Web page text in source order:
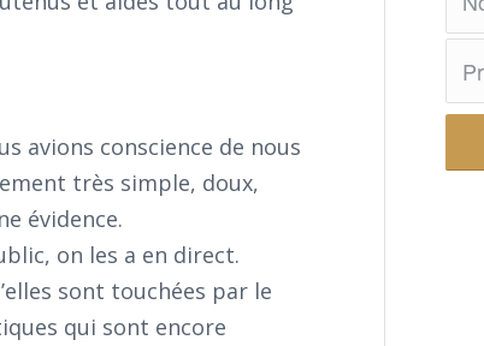
avions conscience de nous
très simple, doux,
évidence.
on les a en direct.
sont touchées par le
qui sont encore